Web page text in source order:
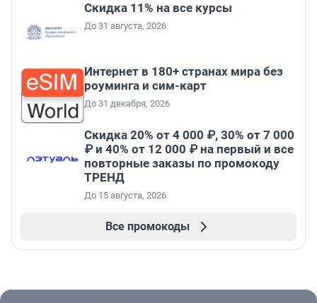
Скидка 11% на все курсы
До 31 августа, 2026
Интернет в 180+ странах мира без
роуминга и сим-карт
До 31 декабря, 2026
Скидка 20% от 4 000 ₽, 30% от 7 000
₽ и 40% от 12 000 ₽ на первый и все
повторные заказы по промокоду
ТРЕНД
До 15 августа, 2026
Все промокоды